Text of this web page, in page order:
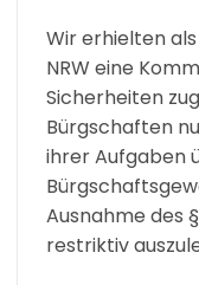
Wir erhielten
NRW eine
Sicherheiten
Bürgschaften
ihrer Aufgaben
Ausnahme des
restriktiv